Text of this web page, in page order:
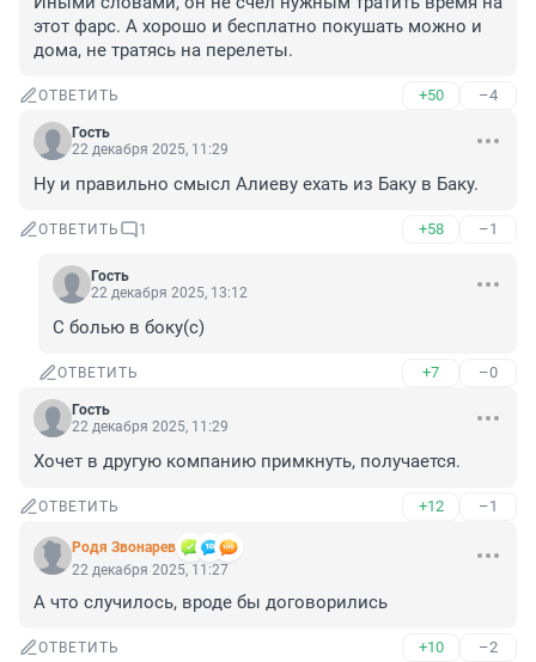
этот фарс. А хорошо и бесплатно покушать можно и
дома, не тратясь на перелеты.
ОТВЕТИТЬ +50 –4
Гость
22 декабря 2025, 11:29
Ну и правильно смысл Алиеву ехать из Баку в Баку.
ОТВЕТИТЬ 1 +58 –1
Гость
22 декабря 2025, 13:12
С болью в боку(с)
ОТВЕТИТЬ +7 –0
Гость
22 декабря 2025, 11:29
Хочет в другую компанию примкнуть, получается.
ОТВЕТИТЬ +12 –1
Родя Звонарев
22 декабря 2025, 11:27
А что случилось, вроде бы договорились
ОТВЕТИТЬ +10 –2